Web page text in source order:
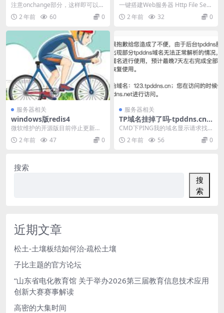
的项就能跳转
注意onchange部分，这样即可以实
现跳转了 <select οncha...
2 年前 60 0
汉化绿色版-一键搭建Web服
务器-Web ftp
一键搭建Web服务器 Http File Serv
er 2.3M B300 汉化...
2 年前 32 0
服务器相关
windows版redis4
微软维护的开源版目前停止更新
了，最新的还是2016年7月发布的
3.2.100版本...
2 年前 47 0
服务器相关
TP域名挂掉了吗-tpddns.cn
无法访问
CMD下PING我的域名显示请求找
不到主机。。。。。。。 如下所
示： C:\&g...
2 年前 56 0
搜索
搜
索
近期文章
松土-土壤板结如何治-疏松土壤
子比主题的官方论坛
“山东省电化教育馆 关于举办2026第三届教育信息技术应用
创新大赛赛事解读
高密的大集时间